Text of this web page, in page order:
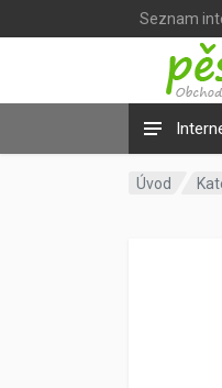
Seznam
Úvod